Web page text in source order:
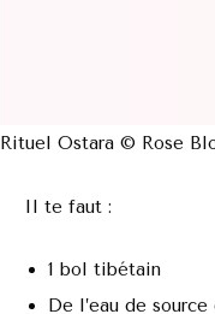
Rituel Ostara © Rose
Il te faut :
1 bol tibétain
De l’eau de